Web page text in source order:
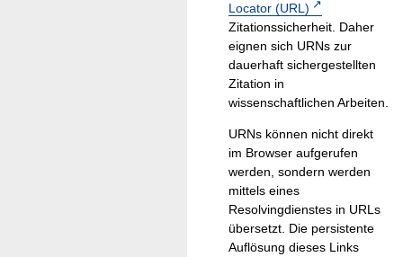
Locator (URL)
Zitationssicherheit. Daher
eignen sich URNs zur
dauerhaft sichergestellten
Zitation in
wissenschaftlichen Arbeiten.
URNs können nicht direkt
im Browser aufgerufen
werden, sondern werden
mittels eines
Resolvingdienstes in URLs
übersetzt. Die persistente
Auflösung dieses Links